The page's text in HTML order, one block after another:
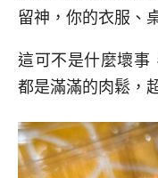
留神，你的衣服、
這可不是什麼壞事
都是滿滿的肉鬆，